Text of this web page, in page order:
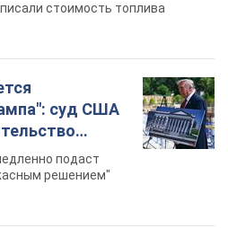
стоимость топлива
суд США
400 млн
подаст
решением"